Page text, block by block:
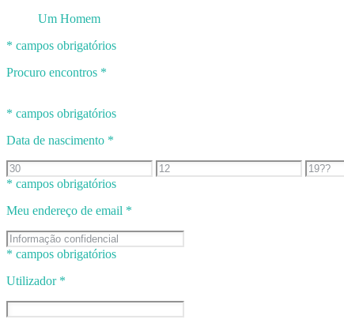
Um Homem
* campos obrigatórios
Procuro encontros *
* campos obrigatórios
Data de nascimento *
* campos obrigatórios
Meu endereço de email *
* campos obrigatórios
Utilizador *